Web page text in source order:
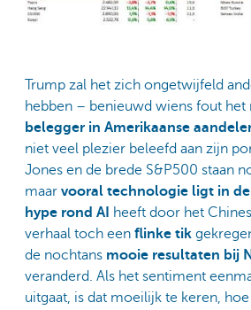
Trump zal het zich ongetwijfeld
hebben – benieuwd wiens fout het
belegger in Amerikaanse
niet veel plezier beleefd aan zijn
Jones en de brede S&P500 staan
maar vooral technologie ligt in
hype rond AI
heeft door het
verhaal toch een flinke tik
de nochtans mooie resultaten bij
veranderd. Als het sentiment
uitgaat, is dat moeilijk te keren,